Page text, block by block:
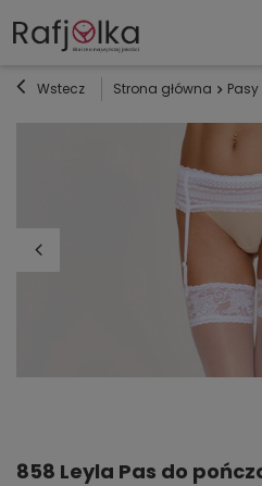
Wstecz Strona główna
858 Leyla Pas do